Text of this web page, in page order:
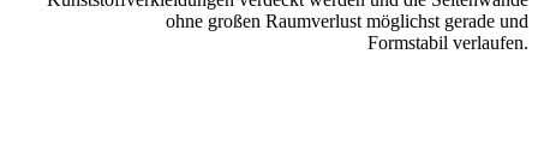
ohne großen Raumverlust möglichst gerade und
Formstabil verlaufen.